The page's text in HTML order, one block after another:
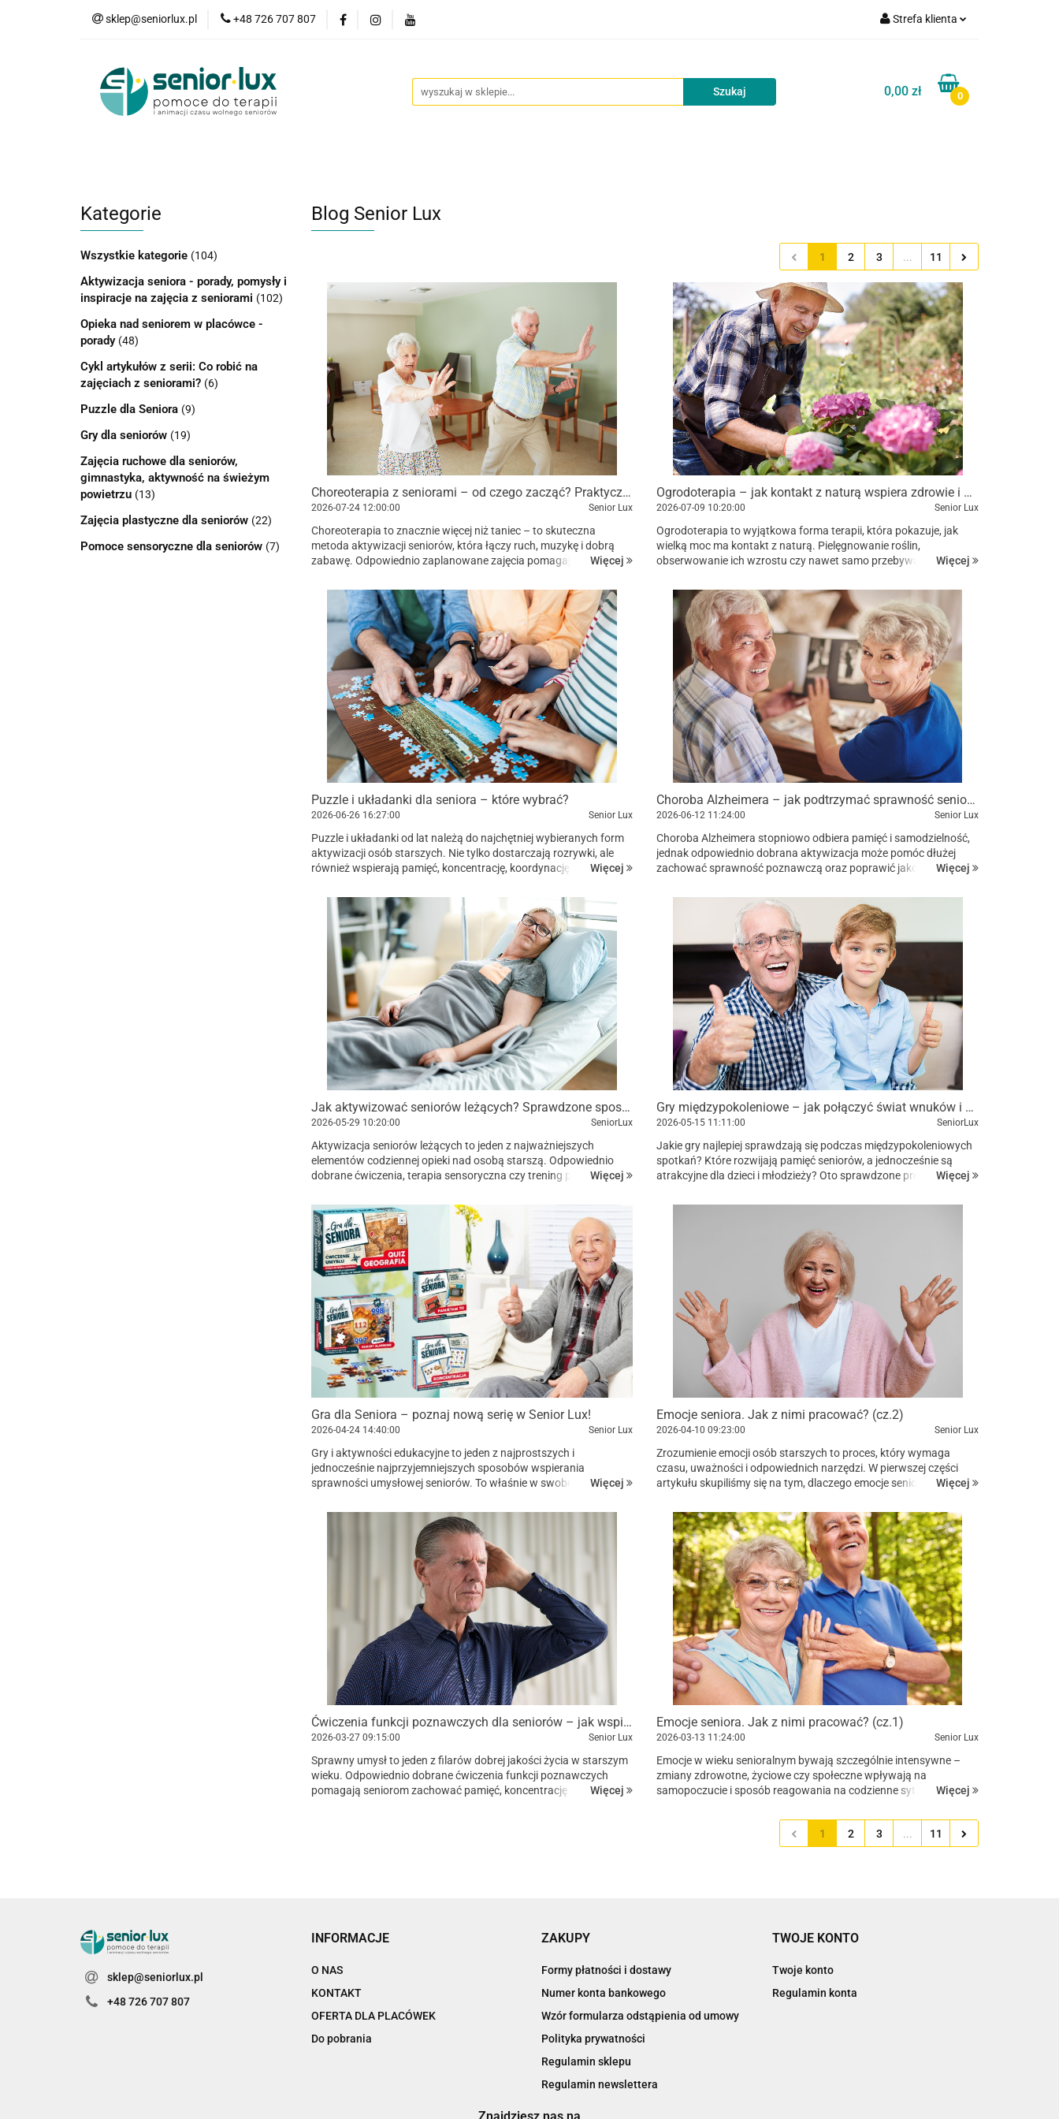
sklep@seniorlux.pl +48 726 707 807 Strefa klienta
Zarejestruj się
Dodaj zgłoszenie
0,00 zł 0
Promocje Nowości
Kategorie
Wszystkie kategorie (104)
Aktywizacja seniora - porady, pomysły i
inspiracje na zajęcia z seniorami (102)
Opieka nad seniorem w placówce -
porady (48)
Cykl artykułów z serii: Co robić na
zajęciach z seniorami? (6)
Puzzle dla Seniora (9)
Gry dla seniorów (19)
Zajęcia ruchowe dla seniorów,
gimnastyka, aktywność na świeżym
powietrzu (13)
Zajęcia plastyczne dla seniorów (22)
Pomoce sensoryczne dla seniorów (7)
Blog Senior Lux
1 2 3 ... 11
Choreoterapia z seniorami – od czego zacząć? Praktyczny poradnik
2026-07-24 12:00:00 Senior Lux
Choreoterapia to znacznie więcej niż taniec – to skuteczna
metoda aktywizacji seniorów, która łączy ruch, muzykę i dobrą
zabawę. Odpowiednio zaplanowane zajęcia pomagają poprawić
Więcej
Ogrodoterapia – jak kontakt z naturą wspiera zdrowie i aktywność seniorów?
2026-07-09 10:20:00 Senior Lux
Ogrodoterapia to wyjątkowa forma terapii, która pokazuje, jak
wielką moc ma kontakt z naturą. Pielęgnowanie roślin,
obserwowanie ich wzrostu czy nawet samo przebywanie wśród
aktywność...
Więcej
Puzzle i układanki dla seniora – które wybrać?
2026-06-26 16:27:00 Senior Lux
Puzzle i układanki od lat należą do najchętniej wybieranych form
aktywizacji osób starszych. Nie tylko dostarczają rozrywki, ale
również wspierają pamięć, koncentrację, koordynację wzrokowo-
Więcej
Choroba Alzheimera – jak podtrzymać sprawność seniora? Sprawdzone metody pracy
2026-06-12 11:24:00 Senior Lux
Choroba Alzheimera stopniowo odbiera pamięć i samodzielność,
jednak odpowiednio dobrana aktywizacja może pomóc dłużej
zachować sprawność poznawczą oraz poprawić jakość
pracy z senior...
Więcej
Jak aktywizować seniorów leżących? Sprawdzone sposoby i pomoce terapeutyczne
2026-05-29 10:20:00 SeniorLux
Aktywizacja seniorów leżących to jeden z najważniejszych
elementów codziennej opieki nad osobą starszą. Odpowiednio
dobrane ćwiczenia, terapia sensoryczna czy trening pamięciWięcej
Gry międzypokoleniowe – jak połączyć świat wnuków i dziadków przy jednym stole?
2026-05-15 11:11:00 SeniorLux
Jakie gry najlepiej sprawdzają się podczas międzypokoleniowych
spotkań? Które rozwijają pamięć seniorów, a jednocześnie są
atrakcyjne dla dzieci i młodzieży? Oto sprawdzone propozycje gier
Więcej
Gra dla Seniora – poznaj nową serię w Senior Lux!
2026-04-24 14:40:00 Senior Lux
Gry i aktywności edukacyjne to jeden z najprostszych i
jednocześnie najprzyjemniejszych sposobów wspierania
sprawności umysłowej seniorów. To właśnie w swobodnej,Więcej
Emocje seniora. Jak z nimi pracować? (cz.2)
2026-04-10 09:23:00 Senior Lux
Zrozumienie emocji osób starszych to proces, który wymaga
czasu, uważności i odpowiednich narzędzi. W pierwszej części
artykułu skupiliśmy się na tym, dlaczego emocje seniorów są tak
Więcej
Ćwiczenia funkcji poznawczych dla seniorów – jak wspierać pamięć i koncentrację na co dzień?
2026-03-27 09:15:00 Senior Lux
Sprawny umysł to jeden z filarów dobrej jakości życia w starszym
wieku. Odpowiednio dobrane ćwiczenia funkcji poznawczych
pomagają seniorom zachować pamięć, koncentrację i
Więcej
Emocje seniora. Jak z nimi pracować? (cz.1)
2026-03-13 11:24:00 Senior Lux
Emocje w wieku senioralnym bywają szczególnie intensywne –
zmiany zdrowotne, życiowe czy społeczne wpływają na
samopoczucie i sposób reagowania na codzienne sytuacje.Więcej
1 2 3 ... 11
sklep@seniorlux.pl
+48 726 707 807
INFORMACJE
O NAS
KONTAKT
OFERTA DLA PLACÓWEK
Do pobrania
ZAKUPY
Formy płatności i dostawy
Numer konta bankowego
Wzór formularza odstąpienia od umowy
Polityka prywatności
Regulamin sklepu
Regulamin newslettera
TWOJE KONTO
Twoje konto
Regulamin konta